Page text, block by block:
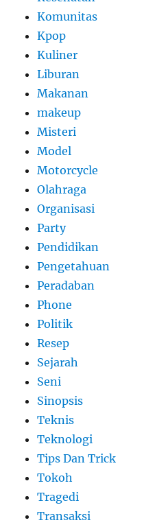
Komunitas
Kpop
Kuliner
Liburan
Makanan
makeup
Misteri
Model
Motorcycle
Olahraga
Organisasi
Party
Pendidikan
Pengetahuan
Peradaban
Phone
Politik
Resep
Sejarah
Seni
Sinopsis
Teknis
Teknologi
Tips Dan Trick
Tokoh
Tragedi
Transaksi